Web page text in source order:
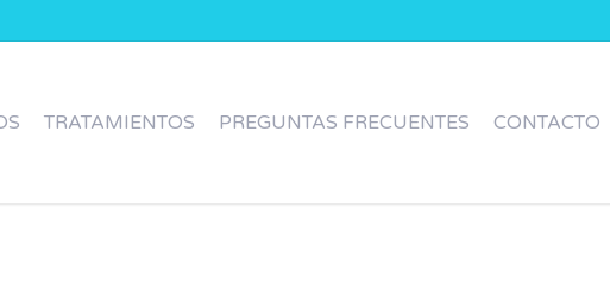
TRATAMIENTOS PREGUNTAS FRECUENTES CONTACTO